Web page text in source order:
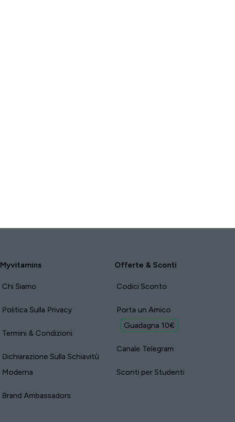
Myvitamins
Chi Siamo
Politica Sulla Privacy
Termini & Condizioni
Dichiarazione Sulla Schiavitù
Moderna
Brand Ambassadors
Offerte & Sconti
Codici Sconto
Porta un Amico
Guadagna 10€
Canale Telegram
Sconti per Studenti